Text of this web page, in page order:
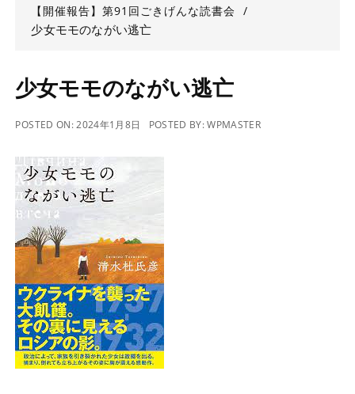
【開催報告】第91回ごきげんな読書会
少女モモのながい逃亡
少女モモのながい逃亡
POSTED ON:2024年1月8日 POSTED BY:WPMASTER